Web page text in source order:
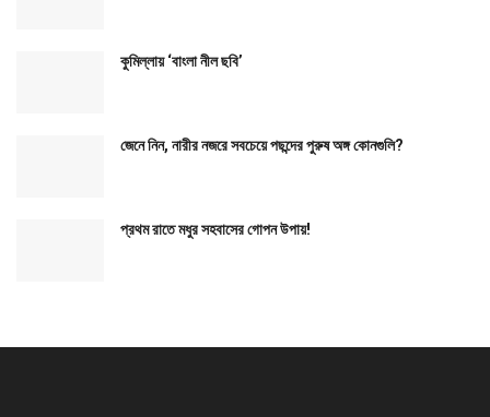
কুমিল্লায় ‘বাংলা নীল ছবি’
জেনে নিন, নারীর নজরে সবচেয়ে পছন্দের পুরুষ অঙ্গ কোনগুলি?
প্রথম রাতে মধুর সহবাসের গোপন উপায়!